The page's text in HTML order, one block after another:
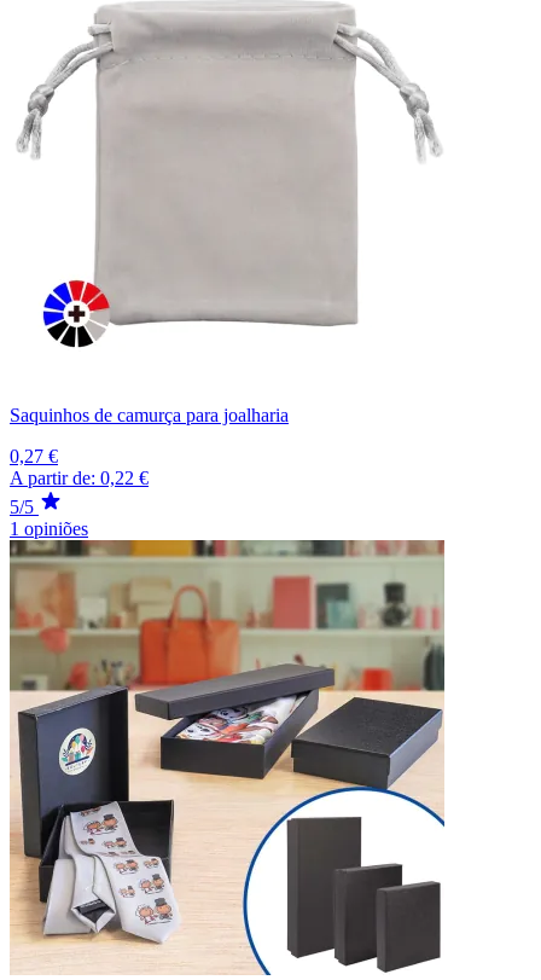
Saquinhos de camurça para joalharia
0,27 €
A partir de: 0,22 €
5/5
1 opiniões